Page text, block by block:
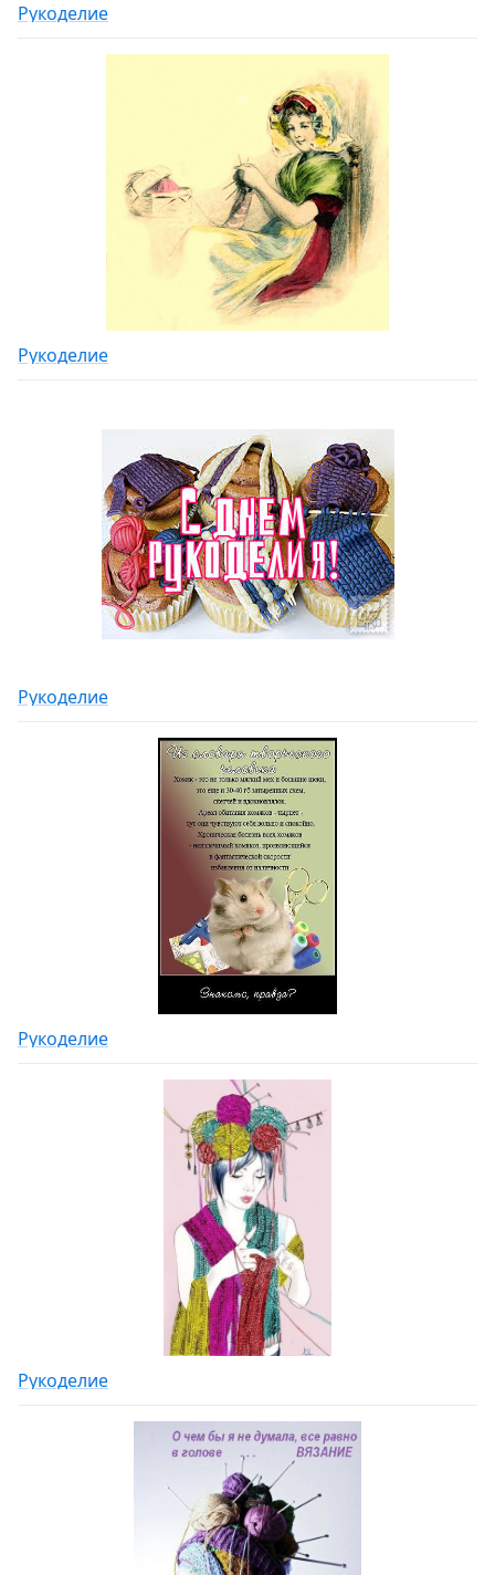
Рукоделие
Рукоделие
Рукоделие
Рукоделие
Рукоделие